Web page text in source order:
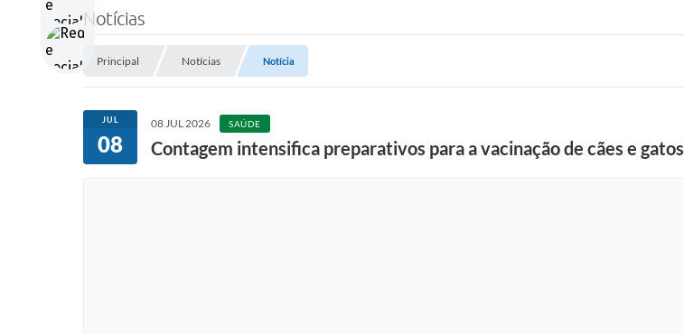
Notícias
Principal Notícias Notícia
JUL
08
08 JUL 2026 SAÚDE
Contagem intensifica preparativos para a vacinação de cães e gatos
o
t